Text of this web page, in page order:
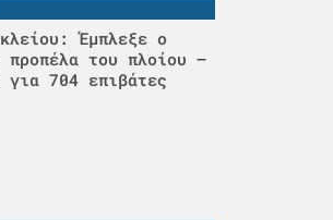
Έμπλεξε ο
προπέλα του πλοίου –
για 704 επιβάτες